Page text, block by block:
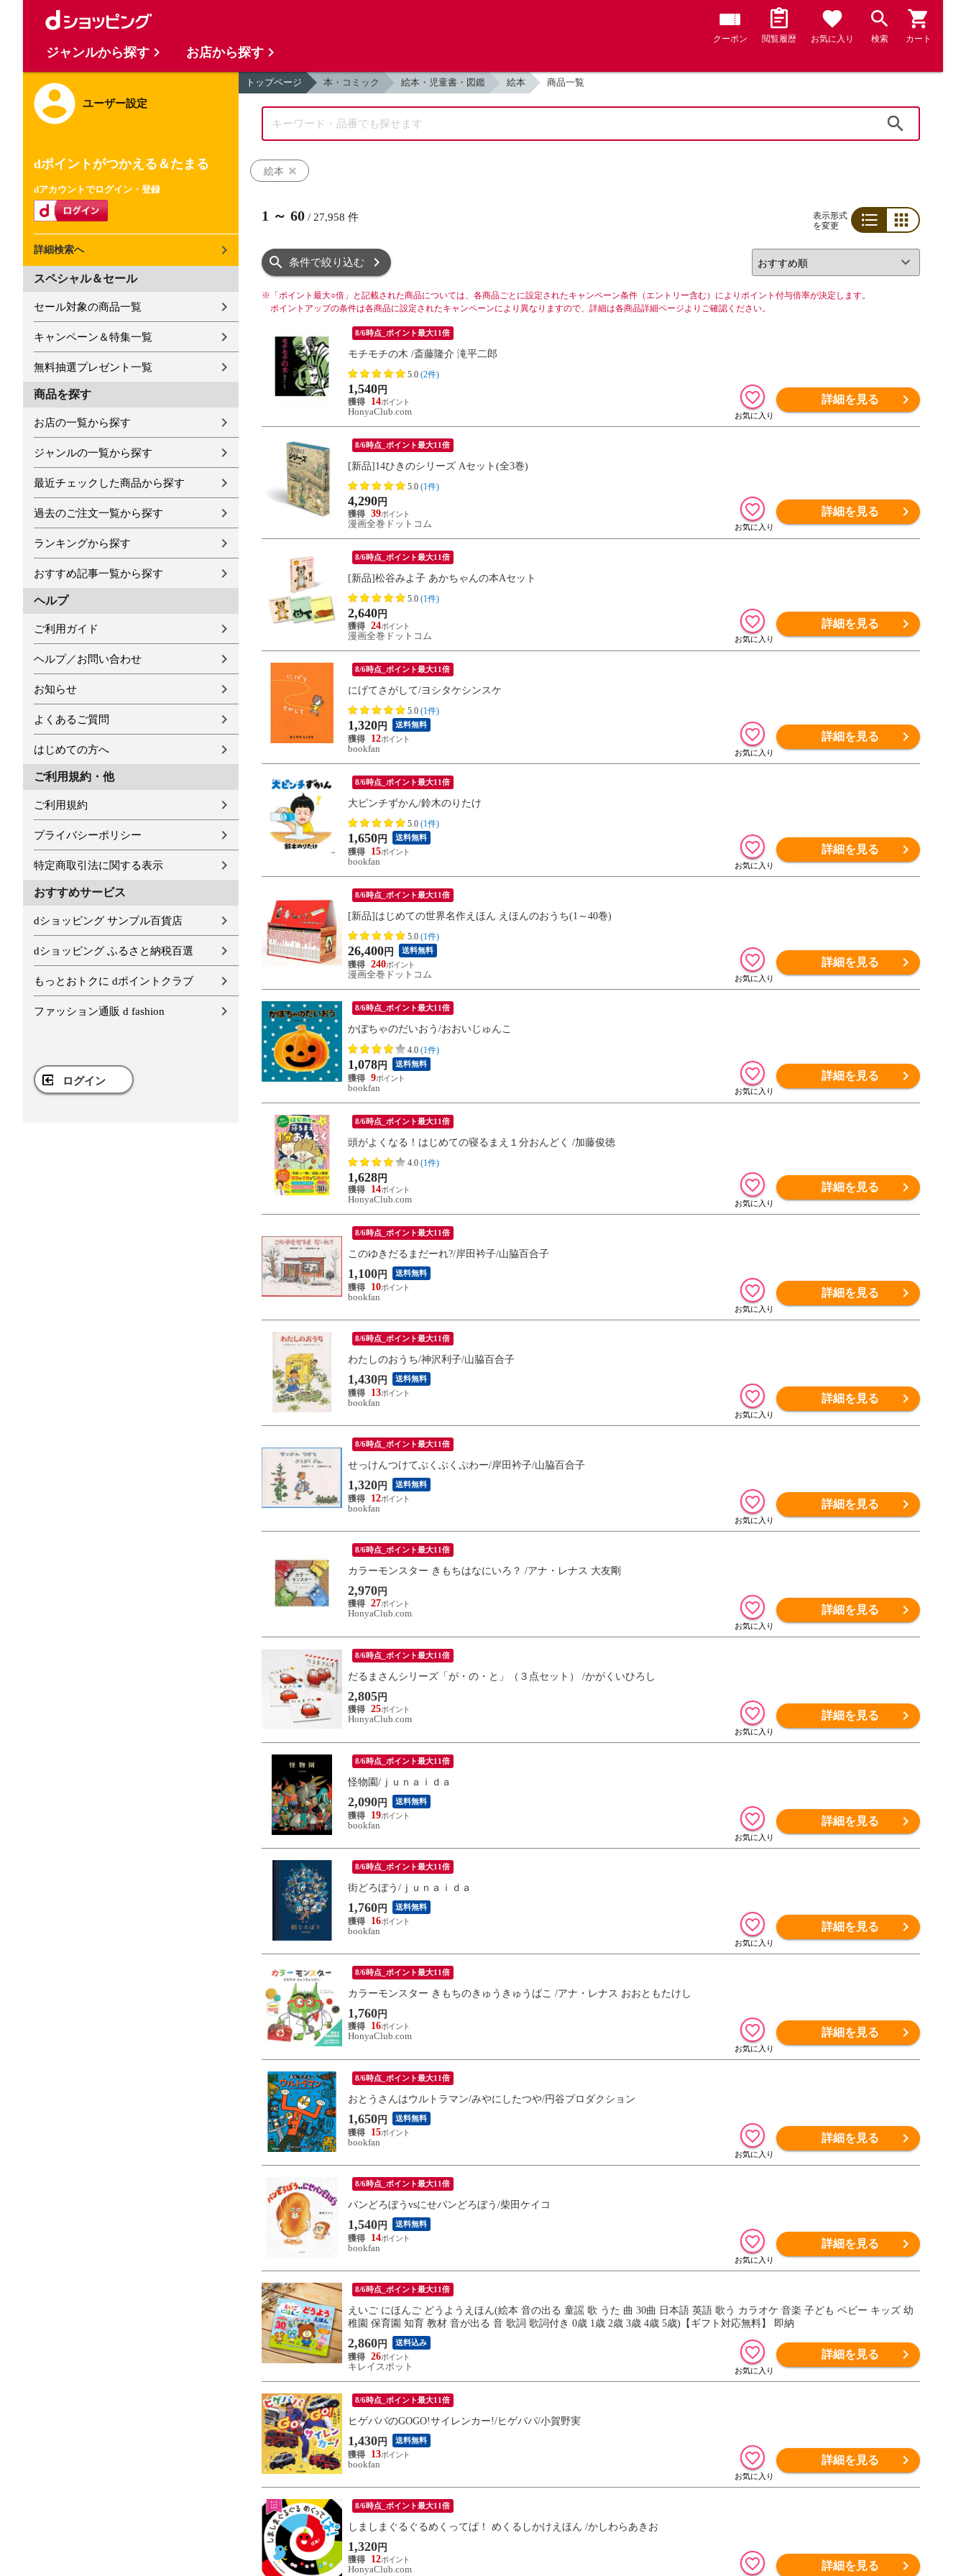
クーポン 閲覧履歴 お気に入り 検索 カート
ユーザー設定
dポイントがつかえる＆たまる
dアカウントでログイン・登録
詳細検索へ
スペシャル＆セール
セール対象の商品一覧
キャンペーン＆特集一覧
無料抽選プレゼント一覧
商品を探す
お店の一覧から探す
ジャンルの一覧から探す
最近チェックした商品から探す
過去のご注文一覧から探す
ランキングから探す
おすすめ記事一覧から探す
ヘルプ
ご利用ガイド
ヘルプ／お問い合わせ
お知らせ
よくあるご質問
はじめての方へ
ご利用規約・他
ご利用規約
プライバシーポリシー
特定商取引法に関する表示
おすすめサービス
dショッピング サンプル百貨店
dショッピング ふるさと納税百選
もっとおトクに dポイントクラブ
ファッション通販 d fashion
ログイン
トップページ 本・コミック 絵本・児童書・図鑑 絵本 商品一覧
絵本
1 ～ 60 / 27,958 件
表示形式
を変更
条件で絞り込む
※ 「ポイント最大○倍」と記載された商品については、各商品ごとに設定されたキャンペーン条件（エントリー含む）によりポイント付与倍率が決定します。
ポイントアップの条件は各商品に設定されたキャンペーンにより異なりますので、詳細は各商品詳細ページよりご確認ください。
8/6時点_ポイント最大11倍
モチモチの木 /斎藤隆介 滝平二郎
5.0 (2件)
1,540 円
14
HonyaClub.com
詳細を見る
8/6時点_ポイント最大11倍
[新品]14ひきのシリーズ Aセット(全3巻)
5.0 (1件)
4,290 円
39
漫画全巻ドットコム
詳細を見る
8/6時点_ポイント最大11倍
[新品]松谷みよ子 あかちゃんの本Aセット
5.0 (1件)
2,640 円
24
漫画全巻ドットコム
詳細を見る
8/6時点_ポイント最大11倍
にげてさがして/ヨシタケシンスケ
5.0 (1件)
1,320 円 送料無料
12
bookfan
詳細を見る
8/6時点_ポイント最大11倍
大ピンチずかん/鈴木のりたけ
5.0 (1件)
1,650 円 送料無料
15
bookfan
詳細を見る
8/6時点_ポイント最大11倍
[新品]はじめての世界名作えほん えほんのおうち(1～40巻)
5.0 (1件)
26,400 円 送料無料
240
漫画全巻ドットコム
詳細を見る
8/6時点_ポイント最大11倍
かぼちゃのだいおう/おおいじゅんこ
4.0 (1件)
1,078 円 送料無料
9
bookfan
詳細を見る
8/6時点_ポイント最大11倍
頭がよくなる！はじめての寝るまえ１分おんどく /加藤俊徳
4.0 (1件)
1,628 円
14
HonyaClub.com
詳細を見る
8/6時点_ポイント最大11倍
このゆきだるまだーれ?/岸田衿子/山脇百合子
1,100 円 送料無料
10
bookfan
詳細を見る
8/6時点_ポイント最大11倍
わたしのおうち/神沢利子/山脇百合子
1,430 円 送料無料
13
bookfan
詳細を見る
8/6時点_ポイント最大11倍
せっけんつけてぶくぶくぷわー/岸田衿子/山脇百合子
1,320 円 送料無料
12
bookfan
詳細を見る
8/6時点_ポイント最大11倍
カラーモンスター きもちはなにいろ？ /アナ・レナス 大友剛
2,970 円
27
HonyaClub.com
詳細を見る
8/6時点_ポイント最大11倍
だるまさんシリーズ「が・の・と」（３点セット） /かがくいひろし
2,805 円
25
HonyaClub.com
詳細を見る
8/6時点_ポイント最大11倍
怪物園/ｊｕｎａｉｄａ
2,090 円 送料無料
19
bookfan
詳細を見る
8/6時点_ポイント最大11倍
街どろぼう/ｊｕｎａｉｄａ
1,760 円 送料無料
16
bookfan
詳細を見る
8/6時点_ポイント最大11倍
カラーモンスター きもちのきゅうきゅうばこ /アナ・レナス おおともたけし
1,760 円
16
HonyaClub.com
詳細を見る
8/6時点_ポイント最大11倍
おとうさんはウルトラマン/みやにしたつや/円谷プロダクション
1,650 円 送料無料
15
bookfan
詳細を見る
8/6時点_ポイント最大11倍
パンどろぼうvsにせパンどろぼう/柴田ケイコ
1,540 円 送料無料
14
bookfan
詳細を見る
8/6時点_ポイント最大11倍
えいご にほんご どうようえほん(絵本 音の出る 童謡 歌 うた 曲 30曲 日本語 英語 歌う カラオケ 音楽 子ども ベビー キッズ 幼
稚園 保育園 知育 教材 音が出る 音 歌詞 歌詞付き 0歳 1歳 2歳 3歳 4歳 5歳)【ギフト対応無料】 即納
2,860 円 送料込み
26
キレイスポット
詳細を見る
8/6時点_ポイント最大11倍
ヒゲパパのGOGO!サイレンカー!/ヒゲパパ/小賀野実
1,430 円 送料無料
13
bookfan
詳細を見る
8/6時点_ポイント最大11倍
しましまぐるぐるめくってぱ！ めくるしかけえほん /かしわらあきお
1,320 円
12
HonyaClub.com
詳細を見る
ジャンルから探す お店から探す